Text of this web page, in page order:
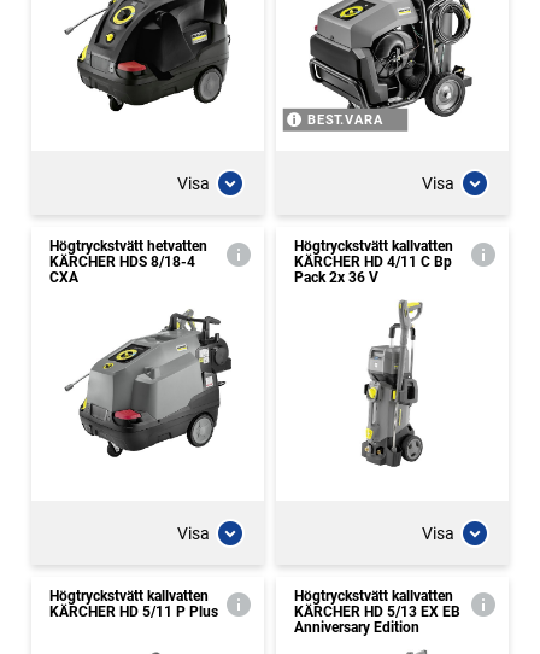
Visa
BEST.VARA
Visa
Högtryckstvätt hetvatten
KÄRCHER HDS 8/18-4
CXA
Visa
Högtryckstvätt kallvatten
KÄRCHER HD 4/11 C Bp
Pack 2x 36 V
Visa
Högtryckstvätt kallvatten
KÄRCHER HD 5/11 P Plus
Högtryckstvätt kallvatten
KÄRCHER HD 5/13 EX EB
Anniversary Edition